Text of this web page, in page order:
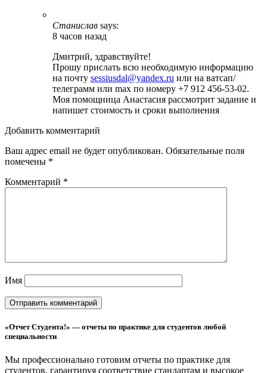
Станислав says:
8 часов назад
Дмитрий, здравствуйте!
Прошу прислать всю необходимую информацию
на почту sessiusdal@yandex.ru или на ватсап/
телеграмм или max по номеру +7 912 456-53-02.
Моя помощница Анастасия рассмотрит задание и
напишет стоимость и сроки выполнения
Добавить комментарий
Ваш адрес email не будет опубликован. Обязательные поля
помечены *
Комментарий *
Имя
«Отчет Студента!» — отчеты по практике для студентов любой
специальности
Мы профессионально готовим отчеты по практике для
студентов, гарантируя соответствие стандартам и высокое